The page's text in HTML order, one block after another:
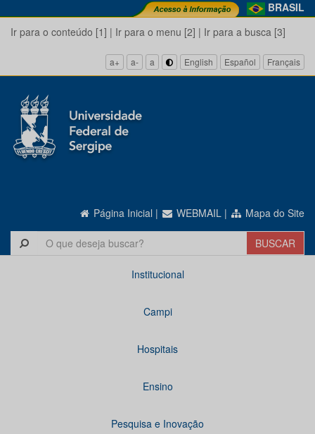
BRASIL
Ir para o conteúdo [1] | Ir para o menu [2] | Ir para a busca [3]
a+ a- a English Español Français
Página Inicial | WEBMAIL | Mapa do Site
Institucional
Campi
Hospitais
Ensino
Pesquisa e Inovação